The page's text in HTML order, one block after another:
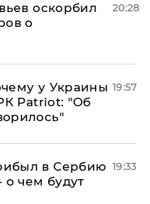
оскорбил
о
20:28
у Украины
Patriot: "Об
19:57
в Сербию
о чем будут
19:33